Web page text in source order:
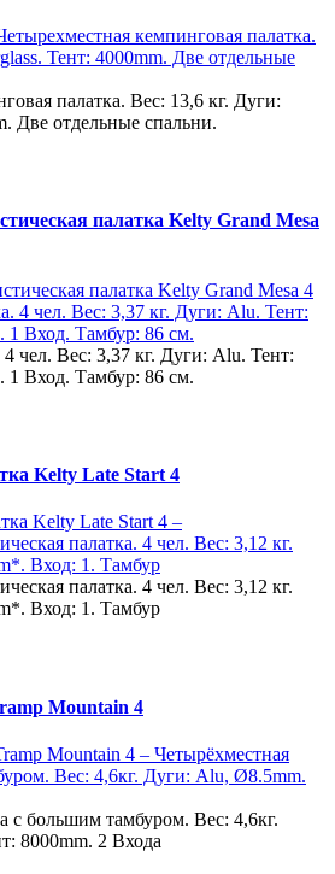
палатка. Вес: 13,6 кг. Дуги:
Две отдельные спальни.
палатка Kelty Grand Mesa
4 чел. Вес: 3,37 кг. Дуги: Alu. Тент:
1 Вход. Тамбур: 86 см.
Kelty Late Start 4
палатка. 4 чел. Вес: 3,12 кг.
Вход: 1. Тамбур
Mountain 4
с большим тамбуром. Вес: 4,6кг.
8000mm. 2 Входа